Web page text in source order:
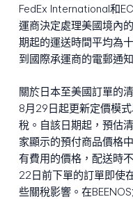
FedEx International和
運商決定處理美國境內
期起的運送時間平均為
到國際承運商的電郵通
關於日本至美國訂單的
8月29日起更新定價模
稅。自該日期起，預估
家顯示的預付商品價格
有費用的價格，配送時
22日前下單的訂單即使
些關稅影響。在